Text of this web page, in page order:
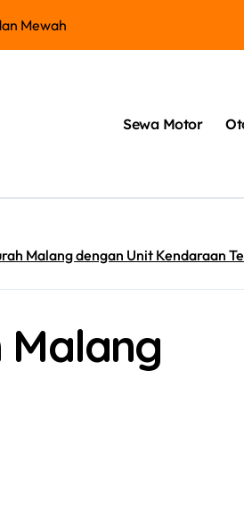
Mewah
Sewa Motor
Malang dengan Unit Kendaraan
Malang